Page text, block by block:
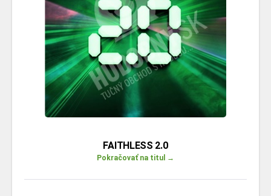
FAITHLESS 2.0
Pokračovať na titul →